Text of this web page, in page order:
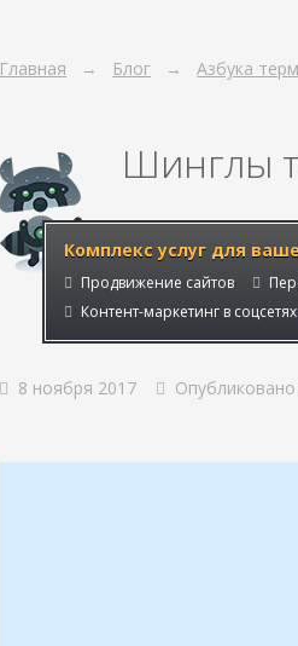
Главная Блог Азбука
Шинглы
Комплекс услуг для
Продвижение сайтов
Контент-маркетинг в соцсетях
8 ноября 2017 Опубликовано